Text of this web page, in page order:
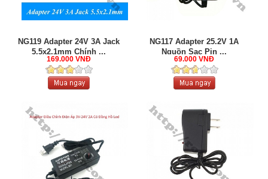
NG119 Adapter 24V 3A Jack
5.5x2.1mm Chính ...
169.000 VNĐ
NG117 Adapter 25.2V 1A
Nguồn Sạc Pin ...
69.000 VNĐ